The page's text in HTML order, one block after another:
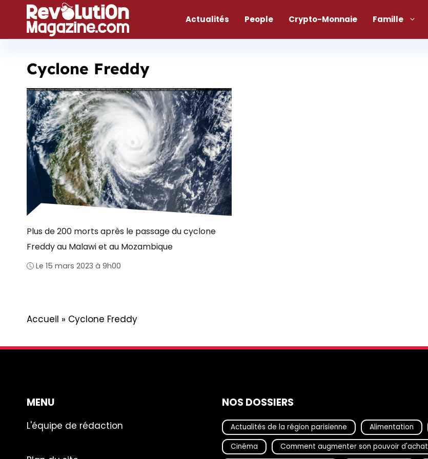
contenu
Actualités People Crypto-Monnaie Famille
Cyclone Freddy
Plus de 200 morts après le passage du cyclone
Freddy au Malawi et au Mozambique
Le 15 mars 2023 à 9h00
Accueil » Cyclone Freddy
MENU
L'équipe de rédaction
NOS DOSSIERS
Actualités de la région parisienne Alimentation
Cinéma
Comment augmenter son pouvoir d'achat